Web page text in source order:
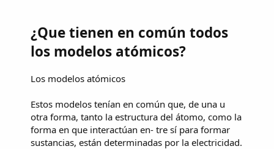
¿Que tienen en común todos
los modelos atómicos?
Los modelos atómicos
Estos modelos tenían en común que, de una u
otra forma, tanto la estructura del átomo, como la
forma en que interactúan en- tre sí para formar
sustancias, están determinadas por la electricidad.